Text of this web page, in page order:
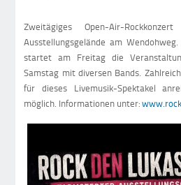
Zweitägiges Open-Air-
Ausstellungsgelände am
startet am Freitag die
Samstag mit diversen Bands.
für dieses Livemusik-Spektakel
möglich. Informationen unter: